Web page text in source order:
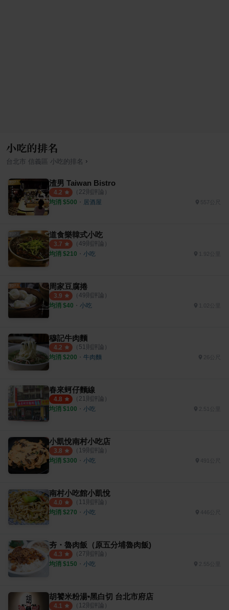
小吃的排名
台北市 信義區 小吃 的排名 ›
渣男 Taiwan Bistro
4.2 （ 22則評論）
均消 $500 ・ 居酒屋 557公尺
道食樂韓式小吃
3.7 （ 49則評論）
均消 $210 ・ 小吃
周家豆腐捲
3.9 （ 49則評論）
均消 $40 ・ 小吃
穆記牛肉麵
4.2 （ 51 則評論）
均消 $200 ・ 牛肉麵
春來蚵仔麵線
4.8 （ 21 則評論）
均消 $100 ・ 小吃 2.51公里
小凱悅南村小吃店
3.8 （ 19則評論）
均消 $300 ・ 小吃 491公尺
南村小吃館小凱悅
4.0 （ 11 則評論）
均消 $270 ・ 小吃 446公尺
夯・魯肉飯（原五分埔魯肉飯)
4.3 （ 27則評論）
均消 $150 ・ 小吃 2.55公里
胡饕米粉湯•黑白切 台北市府店
4.1 （ 12則評論）